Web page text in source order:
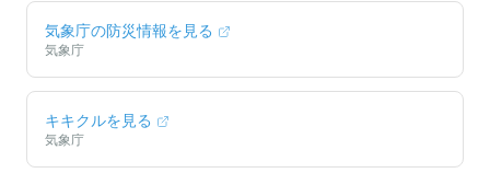
気象庁の防災情報を見る
気象庁
キキクルを見る
気象庁